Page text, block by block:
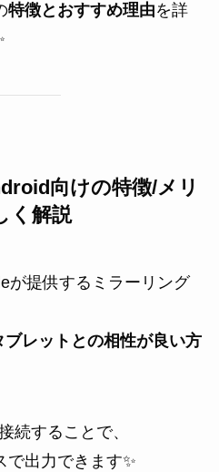
特徴とおすすめ理由を詳
向けの特徴/メリ
く解説
が提供するミラーリング
レットとの相性が良い方
続することで、
で出力できます✨